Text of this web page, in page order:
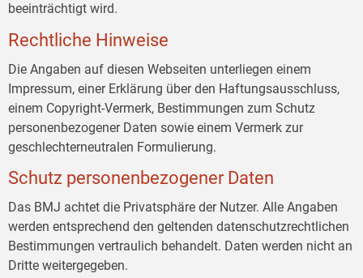
beeinträchtigt wird.
Rechtliche Hinweise
Die Angaben auf diesen Webseiten unterliegen einem
Impressum, einer Erklärung über den Haftungsausschluss,
einem Copyright-Vermerk, Bestimmungen zum Schutz
personenbezogener Daten sowie einem Vermerk zur
geschlechterneutralen Formulierung.
Schutz personenbezogener Daten
Das BMJ achtet die Privatsphäre der Nutzer. Alle Angaben
werden entsprechend den geltenden datenschutzrechtlichen
Bestimmungen vertraulich behandelt. Daten werden nicht an
Dritte weitergegeben.